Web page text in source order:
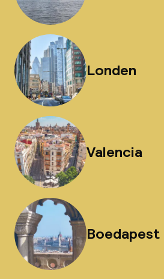
Londen
Valencia
Boedapest